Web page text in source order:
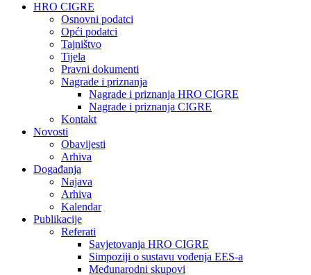
HRO CIGRE
Osnovni podatci​
Opći podatci
Tajništvo
Tijela
Pravni dokumenti
Nagrade i priznanja
Nagrade i priznanja HRO CIGRE
Nagrade i priznanja CIGRE
Kontakt
Novosti
Obavijesti
Arhiva
Događanja
Najava
Arhiva
Kalendar
Publikacije
Referati
Savjetovanja HRO CIGRE
Simpoziji o sustavu vođenja EES-a
Međunarodni skupovi